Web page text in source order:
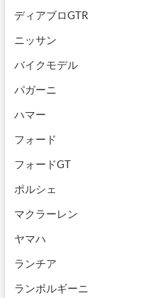
ディアブロGTR
ニッサン
バイクモデル
パガーニ
ハマー
フォード
フォードGT
ポルシェ
マクラーレン
ヤマハ
ランチア
ランボルギーニ